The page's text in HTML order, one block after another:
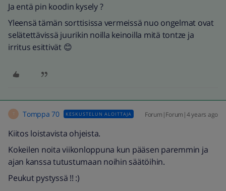
Ja entä pin koodin kysely ?
Yleensä tämän sorttisissa vermeissä nuo ongelmat ovat
selätettävissä juurikin noilla keinoilla mitä tontze ja
irritus esittivät 😊
T Tomppa 70 KESKUSTELUN ALOITTAJA Forum|Forum|4 years ago
Kiitos loistavista ohjeista.
Kokeilen noita viikonloppuna kun pääsen paremmin ja
ajan kanssa tutustumaan noihin säätöihin.
Peukut pystyssä !! :)